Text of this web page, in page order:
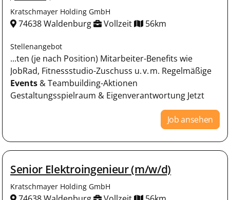
Kratschmayer Holding GmbH
74638 Waldenburg Vollzeit 56km
Stellenangebot
...ten (je nach Position) Mitarbeiter-Benefits wie
JobRad, Fitnessstudio-Zuschuss u. v. m. Regelmäßige
Events & Teambuilding-Aktionen
Gestaltungsspielraum & Eigenverantwortung Jetzt
Job ansehen
Senior Elektroingenieur (m/w/d)
Kratschmayer Holding GmbH